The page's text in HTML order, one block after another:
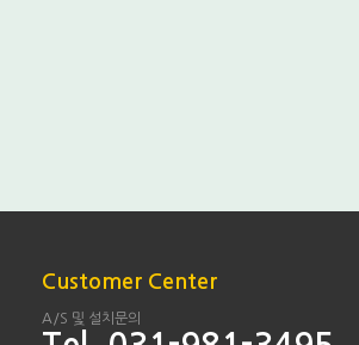
Customer Center
A/S 및 설치문의